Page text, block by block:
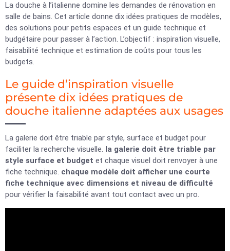
La douche à l’italienne domine les demandes de rénovation en
salle de bains. Cet article donne dix idées pratiques de modèles,
des solutions pour petits espaces et un guide technique et
budgétaire pour passer à l’action. L’objectif : inspiration visuelle,
faisabilité technique et estimation de coûts pour tous les
budgets.
Le guide d’inspiration visuelle
présente dix idées pratiques de
douche italienne adaptées aux usages
La galerie doit être triable par style, surface et budget pour
faciliter la recherche visuelle. la galerie doit être triable par
style surface et budget et chaque visuel doit renvoyer à une
fiche technique. chaque modèle doit afficher une courte
fiche technique avec dimensions et niveau de difficulté
pour vérifier la faisabilité avant tout contact avec un pro.